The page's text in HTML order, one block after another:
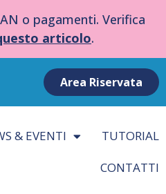
o pagamenti. Verifica
articolo.
Area Riservata
& EVENTI
TUTORIAL
CONTATTI